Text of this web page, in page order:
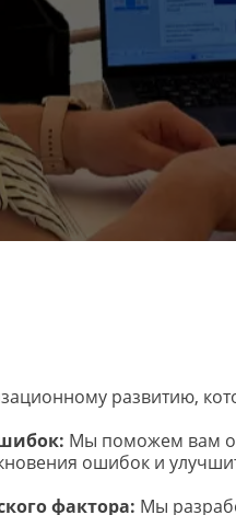
развитию,
Мы поможем вам
ошибок и
фактора: Мы